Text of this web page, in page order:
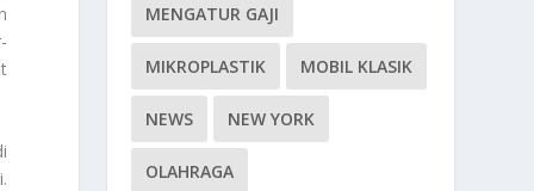
MENGATUR GAJI
MIKROPLASTIK MOBIL KLASIK
NEWS NEW YORK
OLAHRAGA